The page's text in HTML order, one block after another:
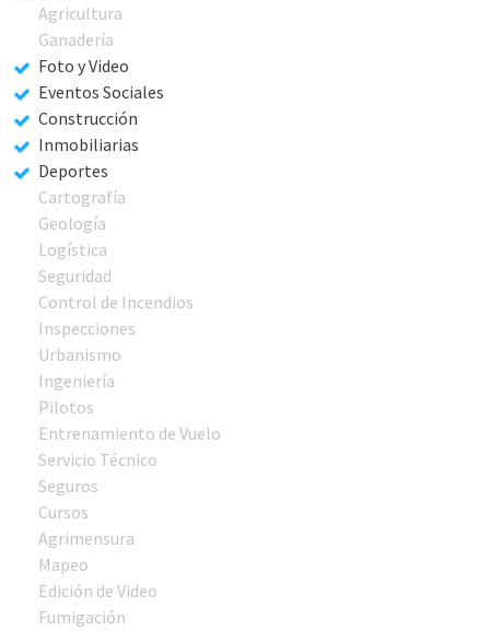
Agricultura
Ganadería
Foto y Video
Eventos Sociales
Construcción
Inmobiliarias
Deportes
Cartografía
Geología
Logística
Seguridad
Control de Incendios
Inspecciones
Urbanismo
Ingeniería
Pilotos
Entrenamiento de Vuelo
Servicio Técnico
Seguros
Cursos
Agrimensura
Mapeo
Edición de Video
Fumigación